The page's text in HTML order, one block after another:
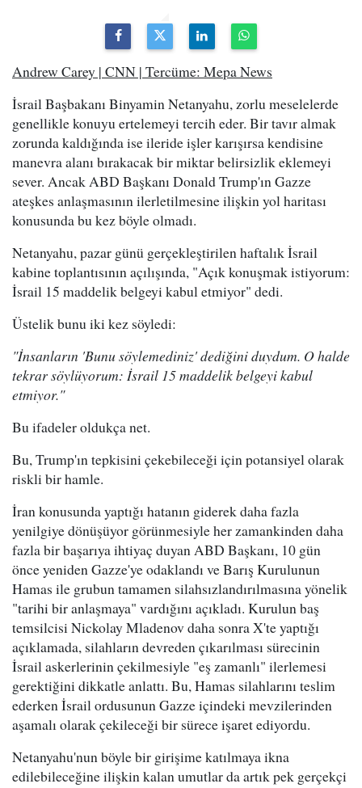
Andrew Carey | CNN | Tercüme: Mepa News
İsrail Başbakanı Binyamin Netanyahu, zorlu meselelerde
genellikle konuyu ertelemeyi tercih eder. Bir tavır almak
zorunda kaldığında ise ileride işler karışırsa kendisine
manevra alanı bırakacak bir miktar belirsizlik eklemeyi
sever. Ancak ABD Başkanı Donald Trump'ın Gazze
ateşkes anlaşmasının ilerletilmesine ilişkin yol haritası
konusunda bu kez böyle olmadı.
Netanyahu, pazar günü gerçekleştirilen haftalık İsrail
kabine toplantısının açılışında, "Açık konuşmak istiyorum:
İsrail 15 maddelik belgeyi kabul etmiyor" dedi.
Üstelik bunu iki kez söyledi:
"İnsanların 'Bunu söylemediniz' dediğini duydum. O halde
tekrar söylüyorum: İsrail 15 maddelik belgeyi kabul
etmiyor."
Bu ifadeler oldukça net.
Bu, Trump'ın tepkisini çekebileceği için potansiyel olarak
riskli bir hamle.
İran konusunda yaptığı hatanın giderek daha fazla
yenilgiye dönüşüyor görünmesiyle her zamankinden daha
fazla bir başarıya ihtiyaç duyan ABD Başkanı, 10 gün
önce yeniden Gazze'ye odaklandı ve Barış Kurulunun
Hamas ile grubun tamamen silahsızlandırılmasına yönelik
"tarihi bir anlaşmaya" vardığını açıkladı. Kurulun baş
temsilcisi Nickolay Mladenov daha sonra X'te yaptığı
açıklamada, silahların devreden çıkarılması sürecinin
İsrail askerlerinin çekilmesiyle "eş zamanlı" ilerlemesi
gerektiğini dikkatle anlattı. Bu, Hamas silahlarını teslim
ederken İsrail ordusunun Gazze içindeki mevzilerinden
aşamalı olarak çekileceği bir sürece işaret ediyordu.
Netanyahu'nun böyle bir girişime katılmaya ikna
edilebileceğine ilişkin kalan umutlar da artık pek gerçekçi